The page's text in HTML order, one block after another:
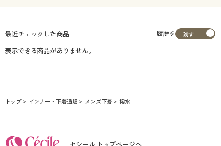
最近チェックした商品
履歴を
表示できる商品がありません。
トップ インナー・下着通販 メンズ下着 撥水
セシール トップページへ